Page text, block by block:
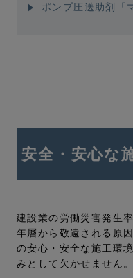
ポンプ圧送助剤「
安全・安心な
建設業の労働災害発生
年層から敬遠される原
の安心・安全な施工環
みとして欠かせません。